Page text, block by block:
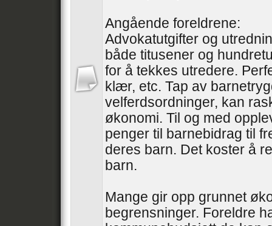
Angående foreldrene:
Advokatutgifter og
både titusener og
for å tekkes utredere.
klær, etc. Tap av
velferdsordninger, kan
økonomi. Til og med
penger til barnebidrag til
deres barn. Det koster å
barn.
Mange gir opp grunnet
begrensninger. Foreldre